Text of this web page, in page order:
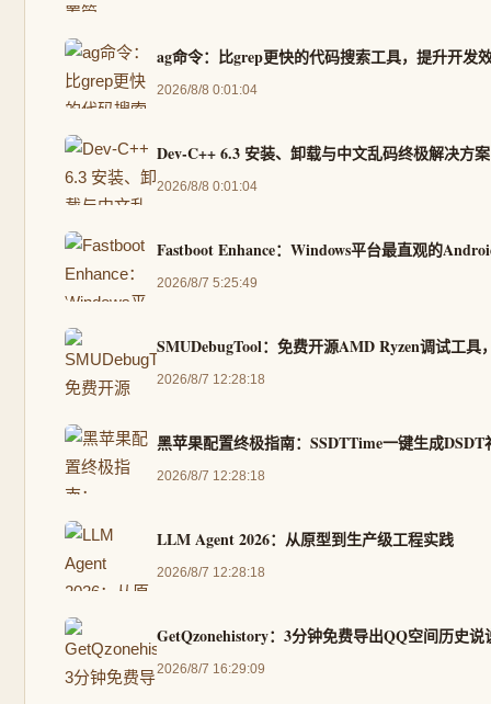
ag命令：比grep更快的代码搜索工具，提升开发
2026/8/8 0:01:04
Dev-C++ 6.3 安装、卸载与中文乱码终极解决方案
2026/8/8 0:01:04
Fastboot Enhance：Windows平台最直观的
2026/8/7 5:25:49
SMUDebugTool：免费开源AMD Ryzen调试工具
2026/8/7 12:28:18
黑苹果配置终极指南：SSDTTime一键生成
2026/8/7 12:28:18
LLM Agent 2026：从原型到生产级工程实践
2026/8/7 12:28:18
GetQzonehistory：3分钟免费导出QQ空间历史
2026/8/7 16:29:09